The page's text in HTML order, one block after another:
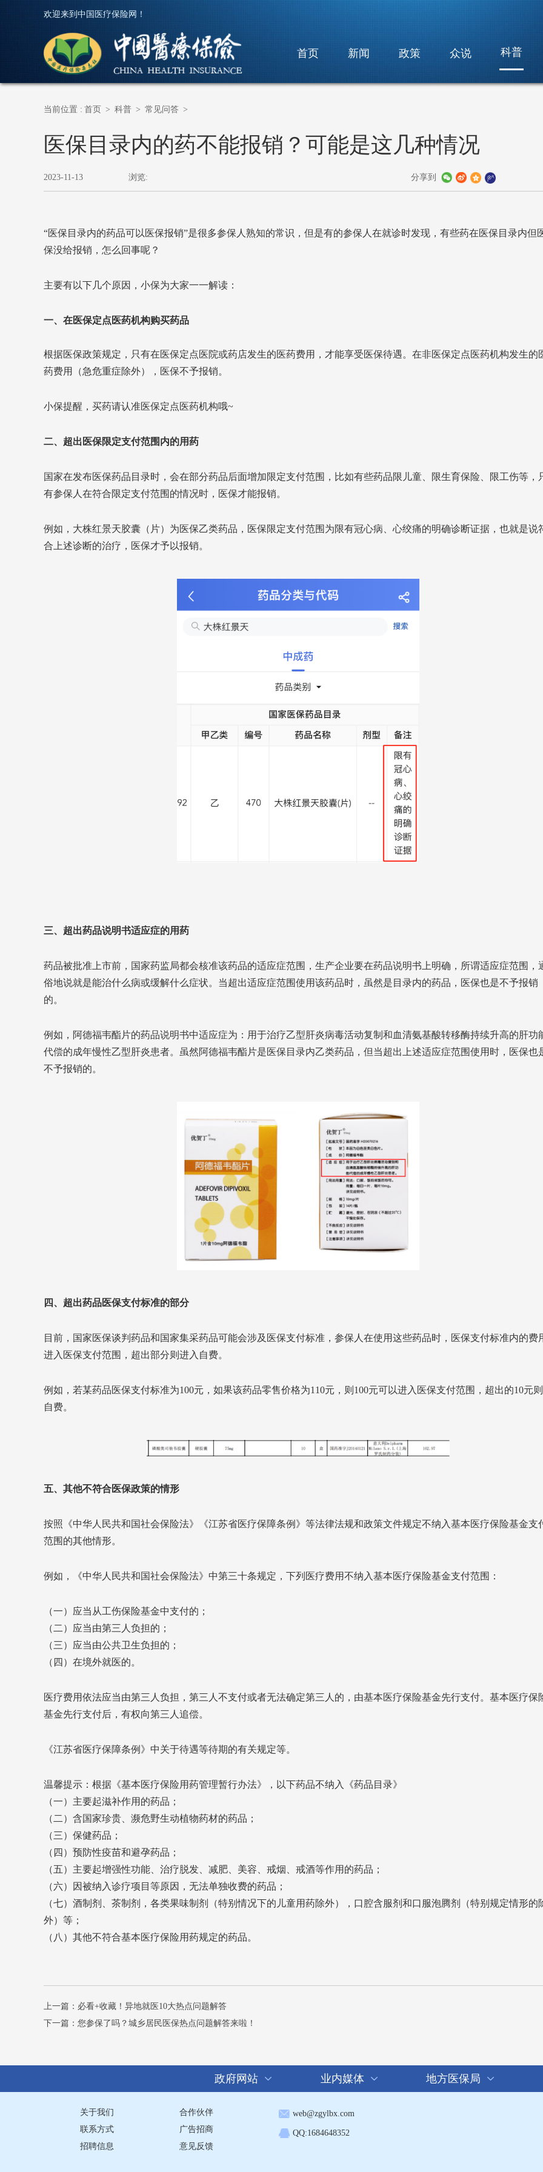
欢迎来到中国医疗保险网！
首页 新闻 政策 众说 科普
当前位置 : 首页 > 科普 > 常见问答 >
医保目录内的药不能报销？可能是这几种情况
分享到
2023-11-13 浏览:
“医保目录内的药品可以医保报销”是很多参保人熟知的常识，但是有的参保人在就诊时发现，有些药在医保目录内但
保没给报销，怎么回事呢？
主要有以下几个原因，小保为大家一一解读：
一、在医保定点医药机构购买药品
根据医保政策规定，只有在医保定点医院或药店发生的医药费用，才能享受医保待遇。在非医保定点医药机构发生的
药费用（急危重症除外），医保不予报销。
小保提醒，买药请认准医保定点医药机构哦~
二、超出医保限定支付范围内的用药
国家在发布医保药品目录时，会在部分药品后面增加限定支付范围，比如有些药品限儿童、限生育保险、限工伤等，
有参保人在符合限定支付范围的情况时，医保才能报销。
例如，大株红景天胶囊（片）为医保乙类药品，医保限定支付范围为限有冠心病、心绞痛的明确诊断证据，也就是说
合上述诊断的治疗，医保才予以报销。
三、超出药品说明书适应症的用药
药品被批准上市前，国家药监局都会核准该药品的适应症范围，生产企业要在药品说明书上明确，所谓适应症范围，
俗地说就是能治什么病或缓解什么症状。当超出适应症范围使用该药品时，虽然是目录内的药品，医保也是不予报销
的。
例如，阿德福韦酯片的药品说明书中适应症为：用于治疗乙型肝炎病毒活动复制和血清氨基酸转移酶持续升高的肝功
代偿的成年慢性乙型肝炎患者。虽然阿德福韦酯片是医保目录内乙类药品，但当超出上述适应症范围使用时，医保也
不予报销的。
四、超出药品医保支付标准的部分
目前，国家医保谈判药品和国家集采药品可能会涉及医保支付标准，参保人在使用这些药品时，医保支付标准内的费
进入医保支付范围，超出部分则进入自费。
例如，若某药品医保支付标准为100元，如果该药品零售价格为110元，则100元可以进入医保支付范围，超出的10元
自费。
五、其他不符合医保政策的情形
按照《中华人民共和国社会保险法》《江苏省医疗保障条例》等法律法规和政策文件规定不纳入基本医疗保险基金支
范围的其他情形。
例如，《中华人民共和国社会保险法》中第三十条规定，下列医疗费用不纳入基本医疗保险基金支付范围：
（一）应当从工伤保险基金中支付的；
（二）应当由第三人负担的；
（三）应当由公共卫生负担的；
（四）在境外就医的。
医疗费用依法应当由第三人负担，第三人不支付或者无法确定第三人的，由基本医疗保险基金先行支付。基本医疗保
基金先行支付后，有权向第三人追偿。
《江苏省医疗保障条例》中关于待遇等待期的有关规定等。
温馨提示：根据《基本医疗保险用药管理暂行办法》，以下药品不纳入《药品目录》
（一）主要起滋补作用的药品；
（二）含国家珍贵、濒危野生动植物药材的药品；
（三）保健药品；
（四）预防性疫苗和避孕药品；
（五）主要起增强性功能、治疗脱发、减肥、美容、戒烟、戒酒等作用的药品；
（六）因被纳入诊疗项目等原因，无法单独收费的药品；
（七）酒制剂、茶制剂，各类果味制剂（特别情况下的儿童用药除外），口腔含服剂和口服泡腾剂（特别规定情形的
外）等；
（八）其他不符合基本医疗保险用药规定的药品。
上一篇： 必看+收藏！异地就医10大热点问题解答
下一篇： 您参保了吗？城乡居民医保热点问题解答来啦！
政府网站 业内媒体 地方医保局
关于我们
联系方式
招聘信息
合作伙伴
广告招商
意见反馈
web@zgylbx.com
QQ:1684648352